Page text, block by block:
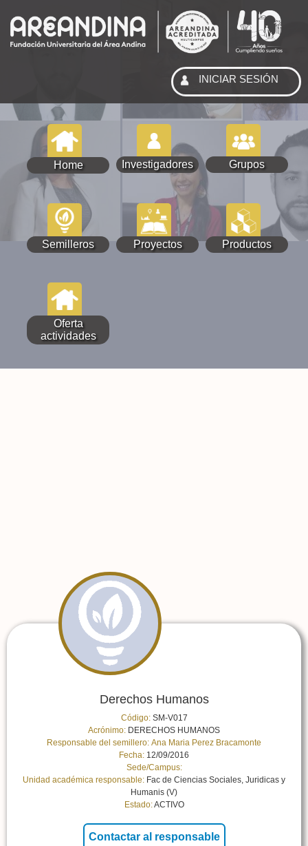
Home Investigadores Grupos
Semilleros Proyectos Productos
Oferta
actividades
INICIAR SESIÓN
Derechos Humanos
Código:SM-V017
Acrónimo: DERECHOS HUMANOS
Responsable del semillero: Ana Maria Perez Bracamonte
Fecha: 12/09/2016
Sede/Campus:
Unidad académica responsable: Fac de Ciencias Sociales, Juridicas y
Humanis (V)
Estado:ACTIVO